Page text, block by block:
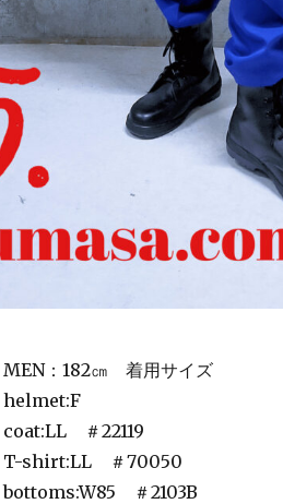
MEN：182㎝ 着用サイズ
helmet:F
coat:LL ＃22119
T-shirt:LL ＃70050
bottoms:W85 ＃2103B